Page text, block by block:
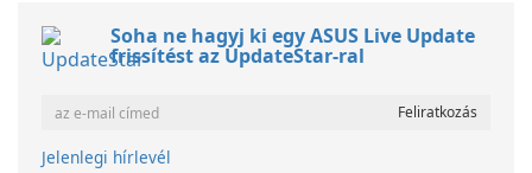
Soha ne hagyj ki egy ASUS Live Update
frissítést az UpdateStar-ral
Jelenlegi hírlevél